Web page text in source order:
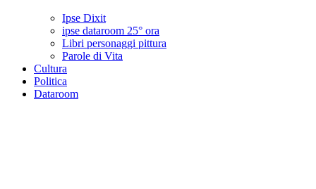
Ipse Dixit
ipse dataroom 25° ora
Libri personaggi pittura
Parole di Vita
Cultura
Politica
Dataroom